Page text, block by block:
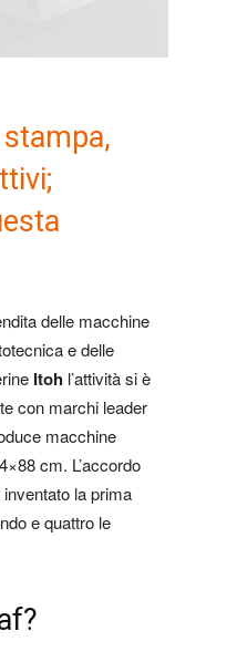
delle macchine
e delle
Itoh l’attività si è
con marchi leader
macchine
cm. L’accordo
la prima
e quattro le